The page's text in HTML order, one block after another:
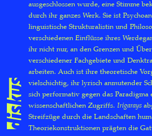
ausgeschlossen wurde, eine Stimme
durch ihr ganzes Werk. Sie ist
linguistische Strukturalistin und
verschiedenen Einflüsse ihres
ihr nicht nur, an den Grenzen und
verschiedener Fachgebiete und
arbeiten. Auch ist ihre theoretische
vielschichtig, ihr lyrisch anmutender
sich performativ gegen das Paradigma
wissenschaftlichen Zugriffs. Irigarays
Streifzüge durch die Landschaften
Theoriekonstruktionen prägten die